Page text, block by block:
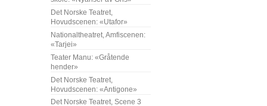
Det Norske Teatret,
Hovudscenen: «Utafor»
Nationaltheatret, Amfiscenen:
«Tarjei»
Teater Manu: «Gråtende
hender»
Det Norske Teatret,
Hovudscenen: «Antigone»
Det Norske Teatret, Scene 3